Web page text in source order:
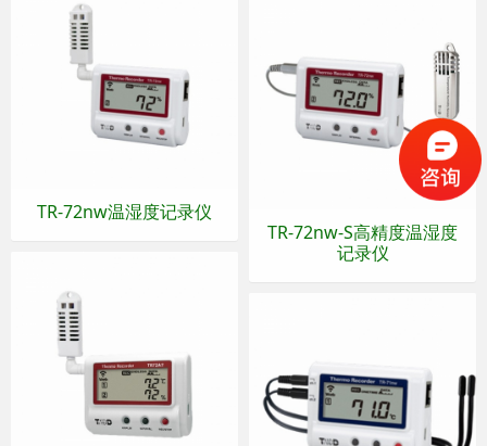
TR-72nw温湿度记录仪
TR-72nw-S高精度温湿度
记录仪